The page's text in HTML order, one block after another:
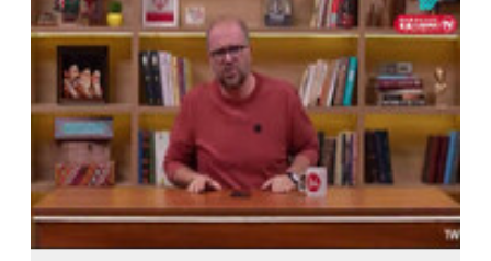
🔥
🔥لینک
خرید